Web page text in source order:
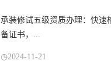
承装修试五级资质办理：快速
备证书，...
2024-11-21